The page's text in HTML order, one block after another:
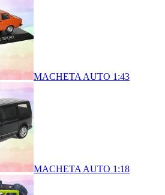
MACHETA AUTO 1:43
MACHETA AUTO 1:18